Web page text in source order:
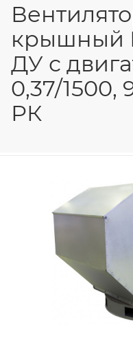
крышный
ДУ с
0,37/1500,
РК